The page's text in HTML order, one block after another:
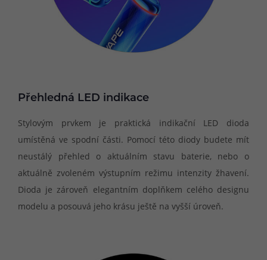
Přehledná LED indikace
Stylovým prvkem je praktická indikační LED dioda
umístěná ve spodní části. Pomocí této diody budete mít
neustálý přehled o aktuálním stavu baterie, nebo o
aktuálně zvoleném výstupním režimu intenzity žhavení.
Dioda je zároveň elegantním doplňkem celého designu
modelu a posouvá jeho krásu ještě na vyšší úroveň.